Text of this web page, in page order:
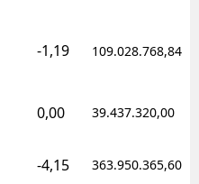
-1,19 109.028.768,84
0,00 39.437.320,00
-4,15 363.950.365,60